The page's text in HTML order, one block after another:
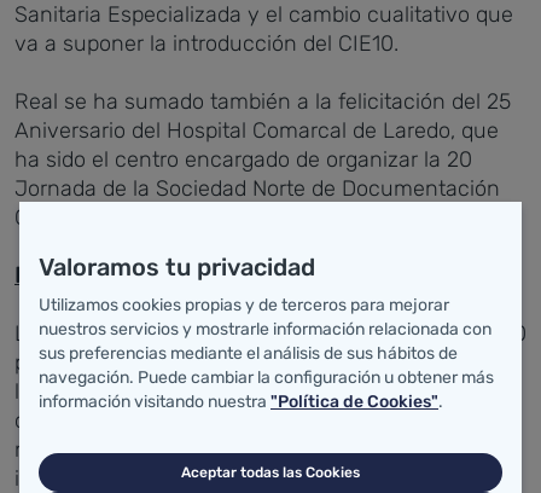
Sanitaria Especializada y el cambio cualitativo que
va a suponer la introducción del CIE10.
Real se ha sumado también a la felicitación del 25
Aniversario del Hospital Comarcal de Laredo, que
ha sido el centro encargado de organizar la 20
Jornada de la Sociedad Norte de Documentación
Clínica,
Programa científico
LA XX jornada de NORDOC ha reunido a más de 100
profesionales con el objetivo de analizar y debatir
los nuevos retos ante el 2016. Dentro del programa
científico se ha hablado sobre las perspectivas y
nuevos retos en la codificación clínica ante la
implantación de la décima versión de la
Valoramos tu privacidad
Utilizamos cookies propias y de terceros para mejorar
nuestros servicios y mostrarle información relacionada con
sus preferencias mediante el análisis de sus hábitos de
navegación. Puede cambiar la configuración u obtener más
información visitando nuestra "Política de Cookies".
Aceptar todas las Cookies